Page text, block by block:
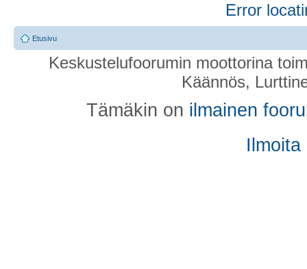
Error
Etusivu
Keskustelufoorumin moottorina
Käännös,
Tämäkin on ilmainen